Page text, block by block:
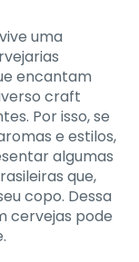
uma
encantam
craft
Por isso, se
e estilos,
algumas
que,
copo. Dessa
cervejas pode